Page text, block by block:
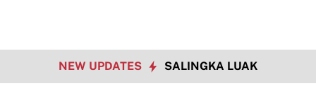
NEW UPDATES SALINGKA LUAK